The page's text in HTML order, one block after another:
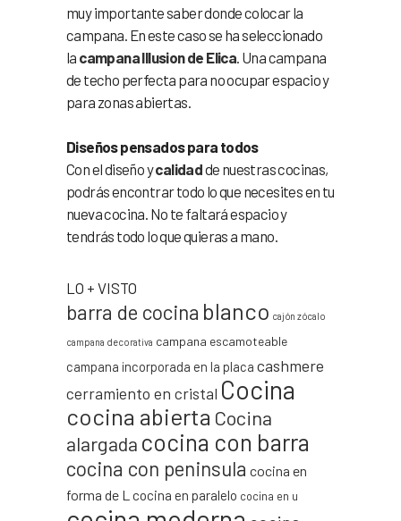
muy importante saber donde colocar la
campana. En este caso se ha seleccionado
la campana Illusion de Elica . Una campana
de techo perfecta para no ocupar espacio y
para zonas abiertas.
Diseños pensados para todos
Con el diseño ycalidadde nuestras cocinas,
podrás encontrar todo lo que necesites en tu
nueva cocina. No te faltará espacio y
tendrás todo lo que quieras a mano.
LO + VISTO
barra de cocina blanco cajón zócalo
campana decorativa campana escamoteable
campana incorporada en la placa cashmere
cerramiento en cristal Cocina
cocina abierta Cocina
alargada cocina con barra
cocina con peninsula cocina en
forma de L cocina en paralelo cocina en u